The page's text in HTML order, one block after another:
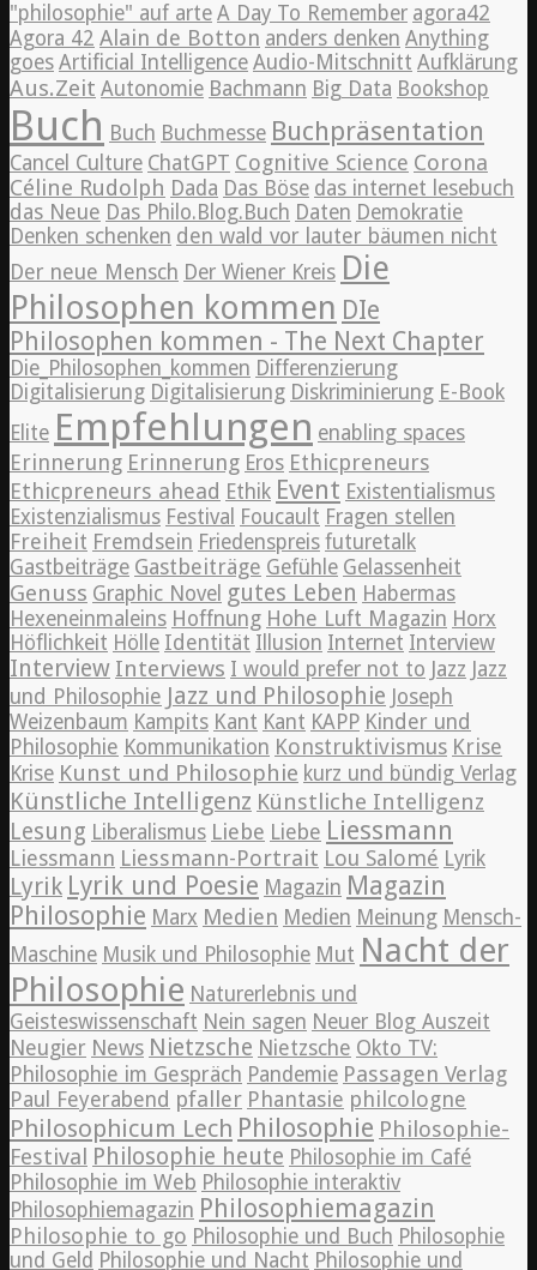
"philosophie" auf arte A Day To Remember agora42
Agora 42 Alain de Botton anders denken Anything
goes Artificial Intelligence Audio-Mitschnitt Aufklärung
Aus.Zeit Autonomie Bachmann Big Data Bookshop
Buch Buch Buchmesse Buchpräsentation
Cancel Culture ChatGPT Cognitive Science Corona
Céline Rudolph Dada Das Böse das internet lesebuch
das Neue Das Philo.Blog.Buch Daten Demokratie
Denken schenken den wald vor lauter bäumen nicht
Der neue Mensch Der Wiener Kreis Die
Philosophen kommen DIe
Philosophen kommen - The Next Chapter
Die_Philosophen_kommen Differenzierung
Digitalisierung Digitalisierung Diskriminierung E-Book
Elite Empfehlungen enabling spaces
Erinnerung Erinnerung Eros Ethicpreneurs
Ethicpreneurs ahead Ethik Event Existentialismus
Existenzialismus Festival Foucault Fragen stellen
Freiheit Fremdsein Friedenspreis futuretalk
Gastbeiträge Gastbeiträge Gefühle Gelassenheit
Genuss Graphic Novel gutes Leben Habermas
Hexeneinmaleins Hoffnung Hohe Luft Magazin Horx
Höflichkeit Hölle Identität Illusion Internet Interview
Interview Interviews I would prefer not to Jazz Jazz
und Philosophie Jazz und Philosophie Joseph
Weizenbaum Kampits Kant Kant KAPP Kinder und
Philosophie Kommunikation Konstruktivismus Krise
Krise Kunst und Philosophie kurz und bündig Verlag
Künstliche Intelligenz Künstliche Intelligenz
Lesung Liberalismus Liebe Liebe Liessmann
Liessmann Liessmann-Portrait Lou Salomé Lyrik
Lyrik Lyrik und Poesie Magazin Magazin
Philosophie Marx Medien Medien Meinung Mensch-
Maschine Musik und Philosophie Mut Nacht der
Philosophie Naturerlebnis und
Geisteswissenschaft Nein sagen Neuer Blog Auszeit
Neugier News Nietzsche Nietzsche Okto TV:
Philosophie im Gespräch Pandemie Passagen Verlag
Paul Feyerabend pfaller Phantasie philcologne
Philosophicum Lech Philosophie Philosophie-
Festival Philosophie heute Philosophie im Café
Philosophie im Web Philosophie interaktiv
Philosophiemagazin Philosophiemagazin
Philosophie to go Philosophie und Buch Philosophie
und Geld Philosophie und Nacht Philosophie und